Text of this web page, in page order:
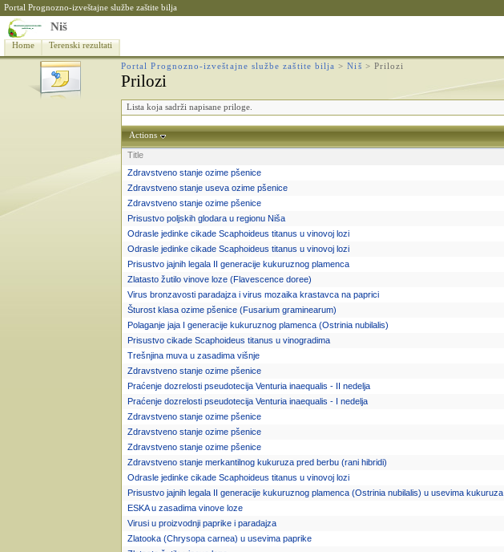
Portal Prognozno-izveštajne službe zaštite bilja
Niš
Home Terenski rezultati
Portal Prognozno-izveštajne službe zaštite bilja >Niš > Prilozi
Prilozi
Lista koja sadrži napisane priloge.
Actions
Title
Zdravstveno stanje ozime pšenice
Zdravstveno stanje useva ozime pšenice
Zdravstveno stanje ozime pšenice
Prisustvo poljskih glodara u regionu Niša
Odrasle jedinke cikade Scaphoideus titanus u vinovoj lozi
Odrasle jedinke cikade Scaphoideus titanus u vinovoj lozi
Prisustvo jajnih legala II generacije kukuruznog plamenca
Zlatasto žutilo vinove loze (Flavescence doree)
Virus bronzavosti paradajza i virus mozaika krastavca na paprici
Šturost klasa ozime pšenice (Fusarium graminearum)
Polaganje jaja I generacije kukuruznog plamenca (Ostrinia nubilalis)
Prisustvo cikade Scaphoideus titanus u vinogradima
Trešnjina muva u zasadima višnje
Zdravstveno stanje ozime pšenice
Praćenje dozrelosti pseudotecija Venturia inaequalis - II nedelja
Praćenje dozrelosti pseudotecija Venturia inaequalis - I nedelja
Zdravstveno stanje ozime pšenice
Zdravstveno stanje ozime pšenice
Zdravstveno stanje ozime pšenice
Zdravstveno stanje merkantilnog kukuruza pred berbu (rani hibridi)
Odrasle jedinke cikade Scaphoideus titanus u vinovoj lozi
Prisustvo jajnih legala II generacije kukuruznog plamenca (Ostrinia nubilalis) u usevima kukuruza
ESKA u zasadima vinove loze
Virusi u proizvodnji paprike i paradajza
Zlatooka (Chrysopa carnea) u usevima paprike